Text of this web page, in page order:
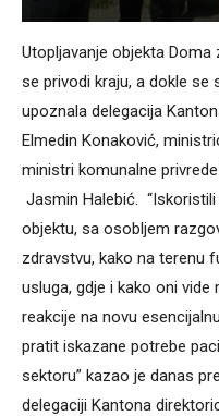
Utopljavanje objekta
se privodi kraju, a dokle se
upoznala delegacija
Elmedin Konaković,
ministri komunalne
Jasmin Halebić.
objektu, sa osobljem
zdravstvu, kako na terenu
usluga, gdje i kako oni
reakcije na novu
pratit iskazane potrebe
sektoru” kazao je danas
delegaciji Kantona